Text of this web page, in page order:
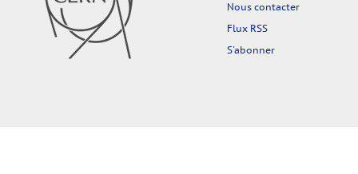
Nous contacter
Flux RSS
S'abonner